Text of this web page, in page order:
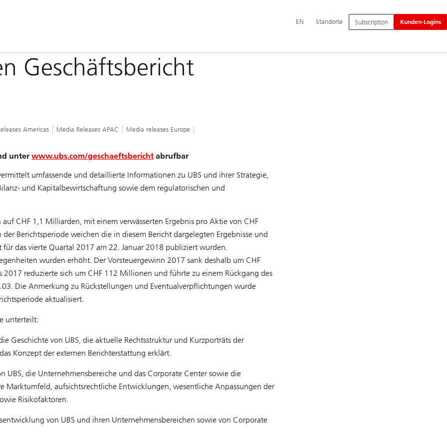
Hauptnavigation
Switch
English
EN Standorte Subscription Kunden-Logins
Geschäftsbericht
Americas Media Releases APAC Media releases Europe
unter www.ubs.com/geschaeftsbericht abrufbar
umfassende und detaillierte Informationen zu UBS und ihrer Strategie,
und Kapitalbewirtschaftung sowie dem regulatorischen und
CHF 1,1 Milliarden, mit einem verwässerten Ergebnis pro Aktie von CHF
Berichtsperiode weichen die in diesem Bericht dargelegten Ergebnisse und
das vierte Quartal 2017 am 22. Januar 2018 publiziert wurden.
wurden erhöht. Der Vorsteuergewinn 2017 sank deshalb um CHF
reduzierte sich um CHF 112 Millionen und führte zu einem Rückgang des
Die Anmerkung zu Rückstellungen und Eventualverpflichtungen wurde
aktualisiert.
unterteilt:
Geschichte von UBS, die aktuelle Rechtsstruktur und Kurzporträts der
Konzept der externen Berichterstattung erklärt.
UBS, die Unternehmensbereiche und das Corporate Center sowie die
Marktumfeld, aufsichtsrechtliche Entwicklungen, wesentliche Anpassungen der
Risikofaktoren.
von UBS und ihren Unternehmensbereichen sowie von Corporate